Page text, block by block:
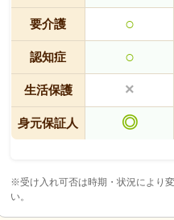
要介護 ○
認知症 ○
生活保護 ×
身元保証人 ◎
※受け入れ可否は時期・状況により
い。